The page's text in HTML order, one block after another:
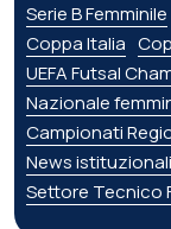
Serie B Femminile
Coppa Italia
UEFA Futsal
Nazionale
Campionati
News istituzionali
Settore Tecnico